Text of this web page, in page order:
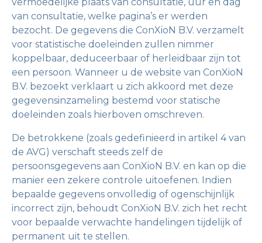
van consultatie, welke pagina’s er werden
bezocht. De gegevens die ConXioN B.V. verzamelt
voor statistische doeleinden zullen nimmer
koppelbaar, deduceerbaar of herleidbaar zijn tot
een persoon. Wanneer u de website van ConXioN
B.V. bezoekt verklaart u zich akkoord met deze
gegevensinzameling bestemd voor statische
doeleinden zoals hierboven omschreven.
De betrokkene (zoals gedefinieerd in artikel 4 van
de AVG) verschaft steeds zelf de
persoonsgegevens aan ConXioN B.V. en kan op die
manier een zekere controle uitoefenen. Indien
bepaalde gegevens onvolledig of ogenschijnlijk
incorrect zijn, behoudt ConXioN B.V. zich het recht
voor bepaalde verwachte handelingen tijdelijk of
permanent uit te stellen.